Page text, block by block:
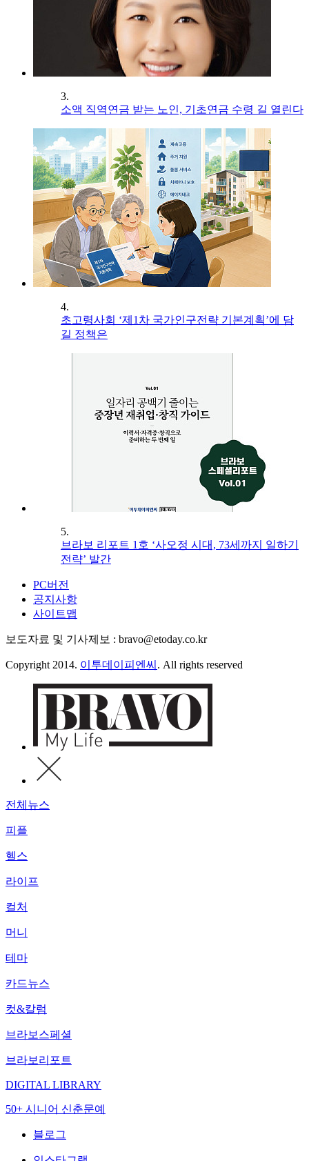
3.
소액 직역연금 받는 노인, 기초연금 수령 길 열린다
4.
초고령사회 ‘제1차 국가인구전략 기본계획’에 담
길 정책은
5.
브라보 리포트 1호 ‘사오정 시대, 73세까지 일하기
전략’ 발간
PC버전
공지사항
사이트맵
보도자료 및 기사제보 : bravo@etoday.co.kr
Copyright 2014. 이투데이피엔씨 . All rights reserved
전체뉴스
피플
헬스
라이프
컬처
머니
테마
카드뉴스
컷&칼럼
브라보스페셜
브라보리포트
DIGITAL LIBRARY
50+ 시니어 신춘문예
블로그